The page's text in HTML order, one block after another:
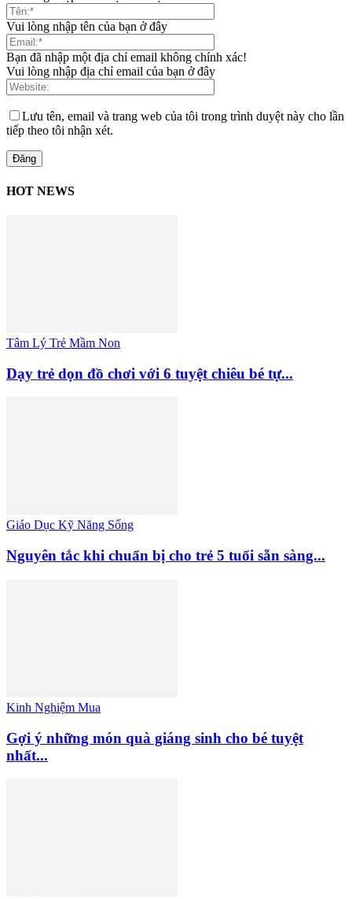
Vui lòng nhập tên của bạn ở đây
Bạn đã nhập một địa chỉ email không chính xác!
Vui lòng nhập địa chỉ email của bạn ở đây
Lưu tên, email và trang web của tôi trong trình duyệt này cho lần
tiếp theo tôi nhận xét.
HOT NEWS
Tâm Lý Trẻ Mầm Non
Dạy trẻ dọn đồ chơi với 6 tuyệt chiêu bé tự...
Giáo Dục Kỹ Năng Sống
Nguyên tắc khi chuẩn bị cho trẻ 5 tuổi sẵn sàng...
Kinh Nghiệm Mua
Gợi ý những món quà giáng sinh cho bé tuyệt
nhất...